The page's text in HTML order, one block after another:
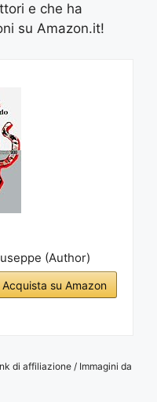
e che ha
su Amazon.it!
(Author)
Acquista su Amazon
di affiliazione / Immagini da